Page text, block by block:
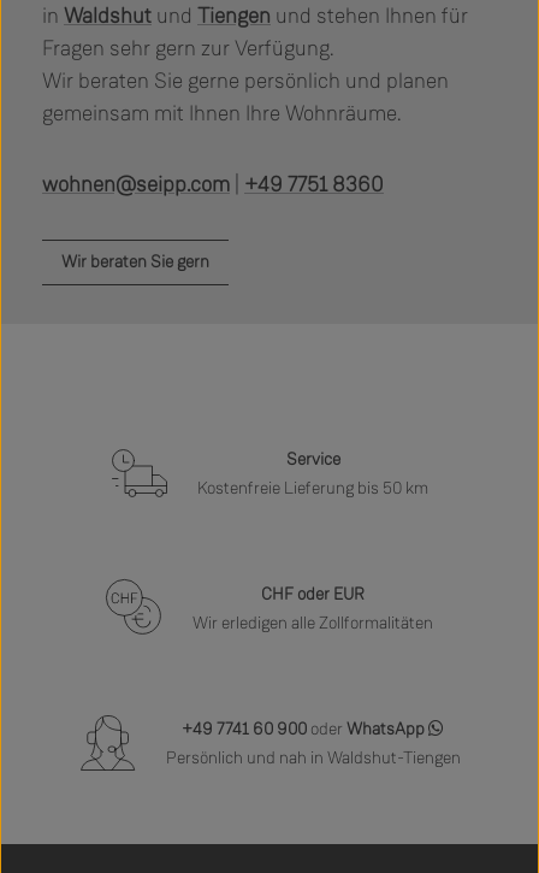
in Waldshut und Tiengen und stehen Ihnen für
Fragen sehr gern zur Verfügung.
Wir beraten Sie gerne persönlich und planen
gemeinsam mit Ihnen Ihre Wohnräume.
wohnen@seipp.com +49 7751 8360
Wir beraten Sie gern
Service
Kostenfreie Lieferung bis 50 km
CHF oder EUR
Wir erledigen alle Zollformalitäten
+49 7741 60 900 oder WhatsApp
Persönlich und nah in Waldshut-Tiengen